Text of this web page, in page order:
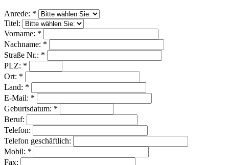
Anrede: *
Titel:
Vorname: *
Nachname: *
Straße Nr.: *
PLZ: *
Ort: *
Land: *
E-Mail: *
Geburtsdatum: *
Beruf:
Telefon:
Telefon geschäftlich:
Mobil: *
Fax: